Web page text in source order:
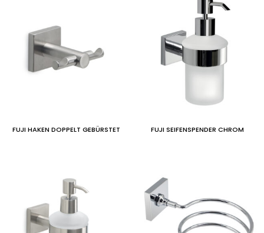
FUJI HAKEN DOPPELT GEBÜRSTET FUJI SEIFENSPENDER CHROM